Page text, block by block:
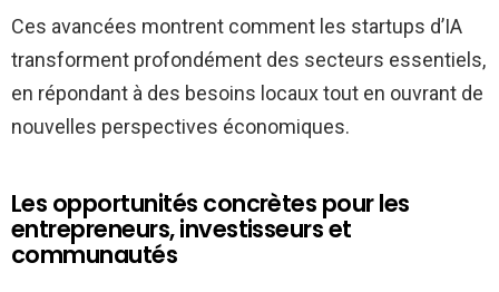
Ces avancées montrent comment les startups d’IA
transforment profondément des secteurs essentiels,
en répondant à des besoins locaux tout en ouvrant de
nouvelles perspectives économiques.
Les opportunités concrètes pour les
entrepreneurs, investisseurs et
communautés